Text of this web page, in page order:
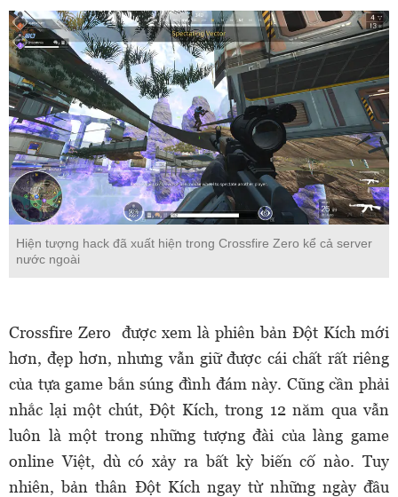
Hiện tượng hack đã xuất hiện trong Crossfire Zero kể cả server
nước ngoài
Crossfire Zero được xem là phiên bản Đột Kích mới
hơn, đẹp hơn, nhưng vẫn giữ được cái chất rất riêng
của tựa game bắn súng đình đám này. Cũng cần phải
nhắc lại một chút, Đột Kích, trong 12 năm qua vẫn
luôn là một trong những tượng đài của làng game
online Việt, dù có xảy ra bất kỳ biến cố nào. Tuy
nhiên, bản thân Đột Kích ngay từ những ngày đầu